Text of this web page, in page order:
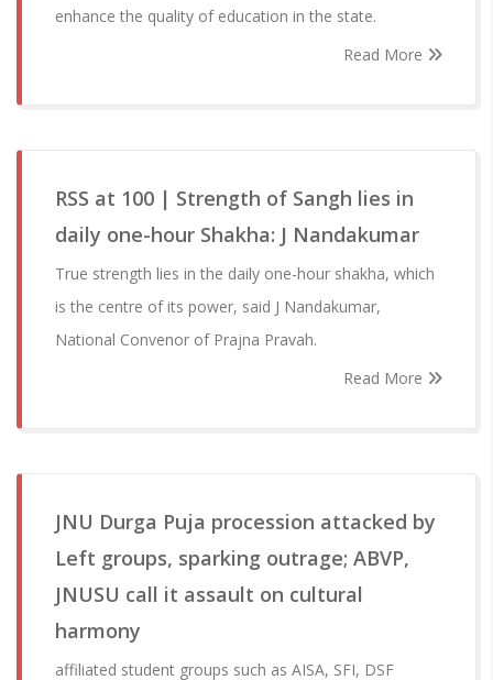
enhance the quality of education in the state.
Read More
RSS at 100 | Strength of Sangh lies in
daily one-hour Shakha: J Nandakumar
True strength lies in the daily one-hour shakha, which
is the centre of its power, said J Nandakumar,
National Convenor of Prajna Pravah.
Read More
JNU Durga Puja procession attacked by
Left groups, sparking outrage; ABVP,
JNUSU call it assault on cultural
harmony
affiliated student groups such as AISA, SFI, DSF